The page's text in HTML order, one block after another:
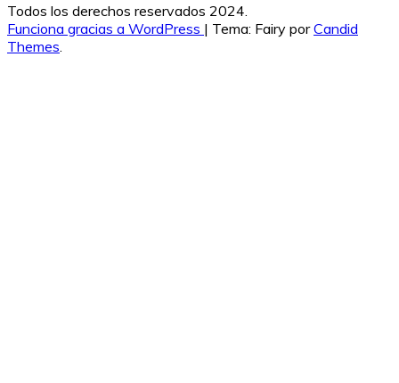
Todos los derechos reservados 2024.
Funciona gracias a WordPress | Tema: Fairy porCandid
Themes